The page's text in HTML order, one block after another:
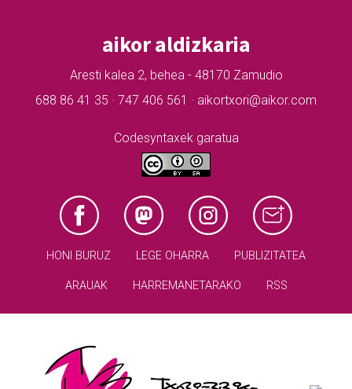
aikor aldizkaria
Aresti kalea 2, behea - 48170 Zamudio
688 86 41 35 · 747 406 561 · aikortxori@aikor.com
Codesyntaxek garatua
HONI BURUZ LEGE OHARRA PUBLIZITATEA
ARAUAK HARREMANETARAKO RSS